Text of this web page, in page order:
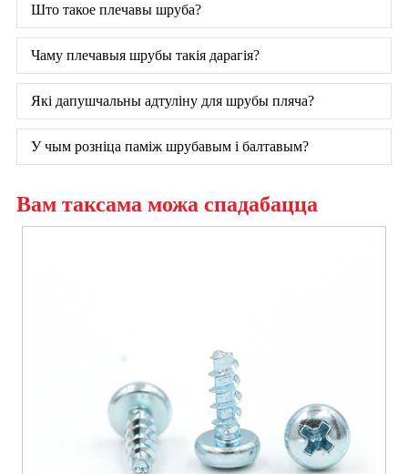
Што такое плечавы шруба?
Чаму плечавыя шрубы такія дарагія?
Які дапушчальны адтуліну для шрубы пляча?
У чым розніца паміж шрубавым і балтавым?
Вам таксама можа спадабацца